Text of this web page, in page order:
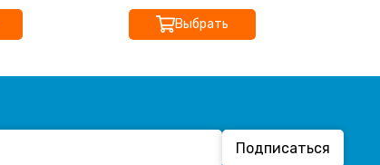
Выбрать
Подписаться